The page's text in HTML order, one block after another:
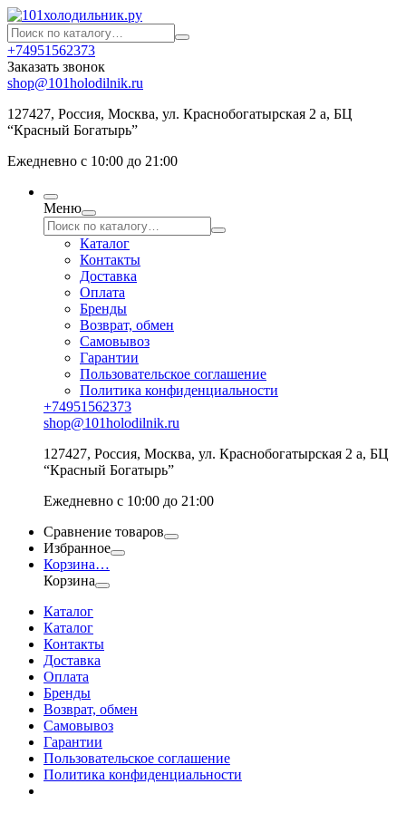
+74951562373
Заказать звонок
shop@101holodilnik.ru
127427, Россия, Москва, ул. Краснобогатырская 2 а, БЦ
“Красный Богатырь”
Ежедневно с 10:00 до 21:00
Меню
Каталог
Контакты
Доставка
Оплата
Бренды
Возврат, обмен
Самовывоз
Гарантии
Пользовательское соглашение
Политика конфиденциальности
+74951562373
shop@101holodilnik.ru
127427, Россия, Москва, ул. Краснобогатырская 2 а, БЦ
“Красный Богатырь”
Ежедневно с 10:00 до 21:00
Сравнение товаров
Избранное
Корзина…
Корзина
Каталог
Каталог
Контакты
Доставка
Оплата
Бренды
Возврат, обмен
Самовывоз
Гарантии
Пользовательское соглашение
Политика конфиденциальности